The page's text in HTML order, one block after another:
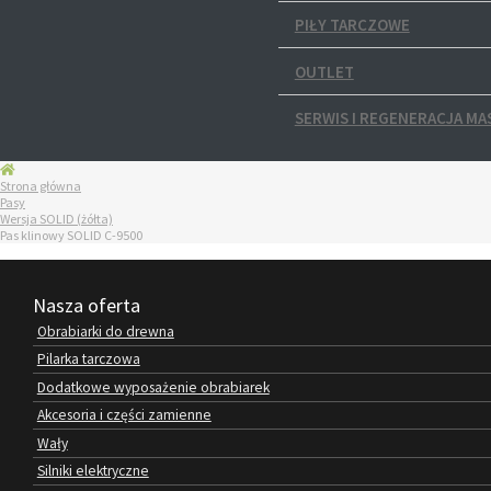
PIŁY TARCZOWE
OUTLET
SERWIS I REGENERACJA
Strona główna
Pasy
Wersja SOLID (żółta)
Pas klinowy SOLID C-9500
Nasza oferta
Obrabiarki do drewna
Pilarka tarczowa
Dodatkowe wyposażenie obrabiarek
Akcesoria i części zamienne
Wały
Silniki elektryczne